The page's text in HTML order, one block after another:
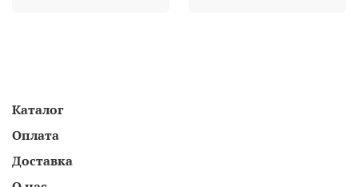
Каталог
Оплата
Доставка